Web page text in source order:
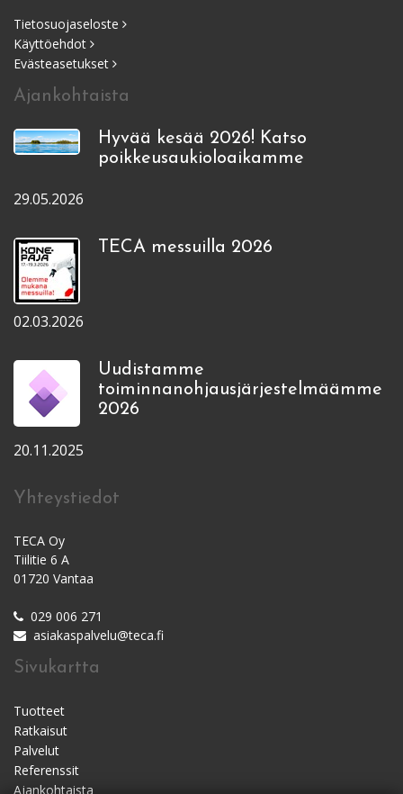
Tietosuojaseloste
Käyttöehdot
Evästeasetukset
Ajankohtaista
Hyvää kesää 2026! Katso
poikkeusaukioloaikamme
29.05.2026
TECA messuilla 2026
02.03.2026
Uudistamme
toiminnanohjausjärjestelmäämme
2026
20.11.2025
Yhteystiedot
TECA Oy
Tiilitie 6 A
01720 Vantaa
029 006 271
asiakaspalvelu@teca.fi
Sivukartta
Tuotteet
Ratkaisut
Palvelut
Referenssit
Ajankohtaista